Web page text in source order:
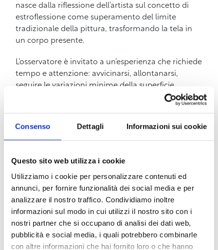
Consenso Dettagli Informazioni sui cookie
Questo sito web utilizza i cookie
Utilizziamo i cookie per personalizzare contenuti ed
annunci, per fornire funzionalità dei social media e per
analizzare il nostro traffico. Condividiamo inoltre
informazioni sul modo in cui utilizzi il nostro sito con i
nostri partner che si occupano di analisi dei dati web,
pubblicità e social media, i quali potrebbero combinarle
con altre informazioni che hai fornito loro o che hanno
nasce dalla riflessione dell’artista sul concetto di
estroflessione come superamento del limite
tradizionale della pittura, trasformando la tela in
un corpo presente.
L’osservatore è invitato a un’esperienza che richiede
tempo e attenzione: avvicinarsi, allontanarsi,
seguire le variazioni minime della superficie,
lasciarsi guidare dalle ombre e dalle sporgenze. In
di guardare e di abitare lo spazio.
affini: le tele estroflesse e le ingessature. Nelle
prime, oggetti e strati acrilici deformano la tela,
trasformando il quadro in una forma che occupa lo
spazio. Nelle seconde, tela, gesso e vinavil creano
una superficie compatta sotto cui si percepiscono
elementi nascosti che agiscono dall’interno. In
entrambi i casi, il gesto artistico è costruttivo e
generativo, la pittura non rappresenta, ma